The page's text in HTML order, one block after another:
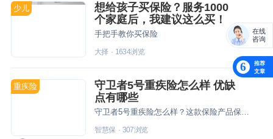
少儿
想给孩子买保险？服务1000
个家庭后，我建议这么买！
手把手教你买保险
大择 · 1634浏览
重疾险
守卫者5号重疾险怎么样 优缺
点有哪些
守卫者5号重疾险怎么样？这款保险产品保障内容比较全面，重疾赔付后轻中症还能赔付，投保者获赔的可能性更大化，并且保险公司实力有目共睹，能为被保险人提供良好的服务体验。
智慧保 · 307浏览
6
推荐
文章
在线
咨询